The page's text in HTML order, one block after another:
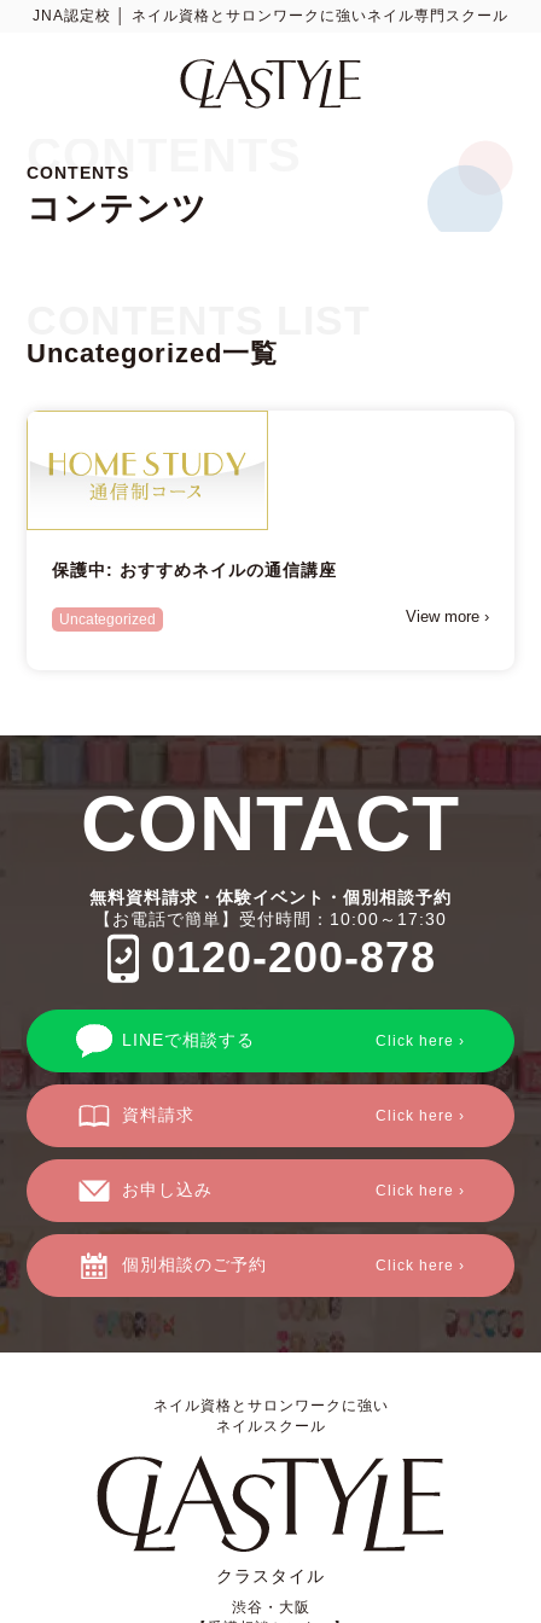
JNA認定校 │ ネイル資格とサロンワークに強いネイル専門スクール
CONTENTS
コンテンツ
CONTENTS
Uncategorized一覧
保護中: おすすめネイルの通信講座
Uncategorized View more ›
CONTACT
無料資料請求・体験イベント・個別相談予約
【お電話で簡単】受付時間：10:00～17:30
0120-200-878
LINEで相談する Click here ›
資料請求 Click here ›
お申し込み Click here ›
個別相談のご予約 Click here ›
ネイル資格とサロンワークに強い
ネイルスクール
クラスタイル
渋谷・大阪